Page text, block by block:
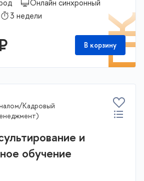
Онлайн синхронный
3 недели
В корзину
Кадровый
и
обучение